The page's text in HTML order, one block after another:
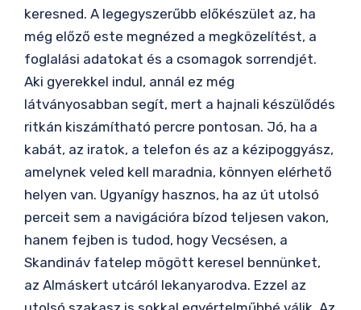
keresned. A legegyszerűbb előkészület az, ha
még előző este megnézed a megközelítést, a
foglalási adatokat és a csomagok sorrendjét.
Aki gyerekkel indul, annál ez még
látványosabban segít, mert a hajnali készülődés
ritkán kiszámítható percre pontosan. Jó, ha a
kabát, az iratok, a telefon és az a kézipoggyász,
amelynek veled kell maradnia, könnyen elérhető
helyen van. Ugyanígy hasznos, ha az út utolsó
perceit sem a navigációra bízod teljesen vakon,
hanem fejben is tudod, hogy Vecsésen, a
Skandináv fatelep mögött keresel bennünket,
az Almáskert utcáról lekanyarodva. Ezzel az